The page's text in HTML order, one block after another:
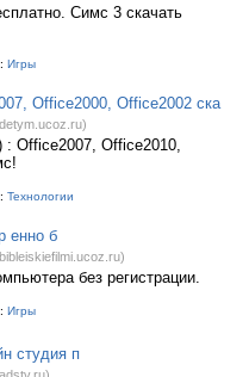
Симс 3 скачать
Игры
Office2000, Office2002 ска
: Office2007, Office2010,
Технологии
енно б
без регистрации.
Игры
студия п